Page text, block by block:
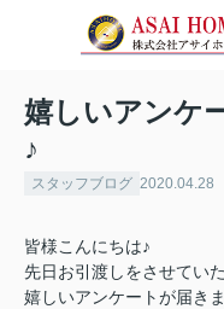
嬉しいアンケ
♪
スタッフブログ 2020.04.28
皆様こんにちは♪
先日お引渡しをさせてい
嬉しいアンケートが届き